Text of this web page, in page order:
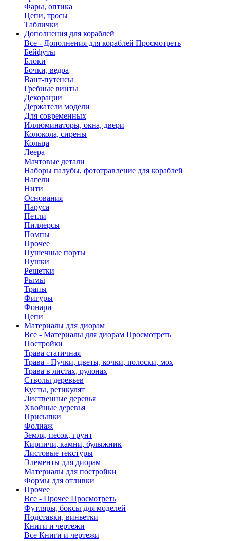
Фары, оптика
Цепи, тросы
Таблички
Дополнения для кораблей
Все - Дополнения для кораблей Просмотреть
Бейфуты
Блоки
Бочки, ведра
Вант-путенсы
Гребные винты
Декорации
Держатели модели
Для современных
Иллюминаторы, окна, двери
Колокола, сирены
Кольца
Леера
Мачтовые детали
Наборы палубы, фототравление для кораблей
Нагели
Нити
Основания
Паруса
Петли
Пиллерсы
Помпы
Прочее
Пушечные порты
Пушки
Решетки
Рымы
Трапы
Фигуры
Фонари
Цепи
Материалы для диорам
Все - Материалы для диорам Просмотреть
Постройки
Трава статичная
Трава - Пучки, цветы, кочки, полоски, мох
Трава в листах, рулонах
Стволы деревьев
Кусты, ретикулят
Лиственные деревья
Хвойные деревья
Присыпки
Фолиаж
Земля, песок, грунт
Кирпичи, камни, булыжник
Листовые текстуры
Элементы для диорам
Материалы для постройки
Формы для отливки
Прочее
Все - Прочее Просмотреть
Футляры, боксы для моделей
Подставки, виньетки
Книги и чертежи
Все Книги и чертежи